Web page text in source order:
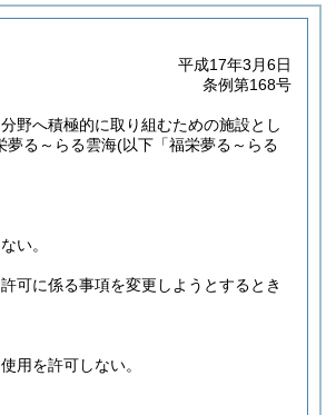
平成17年3月6日
条例第168号
野へ積極的に取り組むための施設とし
夢る～らる雲海(以下「福栄夢る～らる
い。
許可に係る事項を変更しようとするとき
用を許可しない。